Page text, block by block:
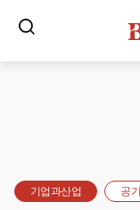
기업과산업 공